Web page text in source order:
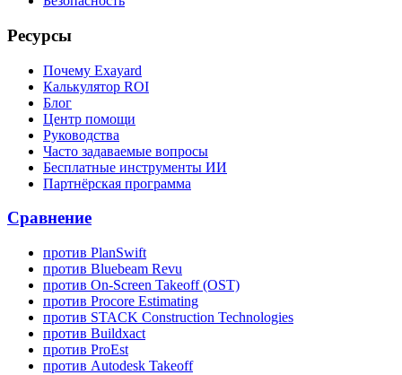
Ресурсы
Почему Exayard
Калькулятор ROI
Блог
Центр помощи
Руководства
Часто задаваемые вопросы
Бесплатные инструменты ИИ
Партнёрская программа
Сравнение
против PlanSwift
против Bluebeam Revu
против On-Screen Takeoff (OST)
против Procore Estimating
против STACK Construction Technologies
против Buildxact
против ProEst
против Autodesk Takeoff